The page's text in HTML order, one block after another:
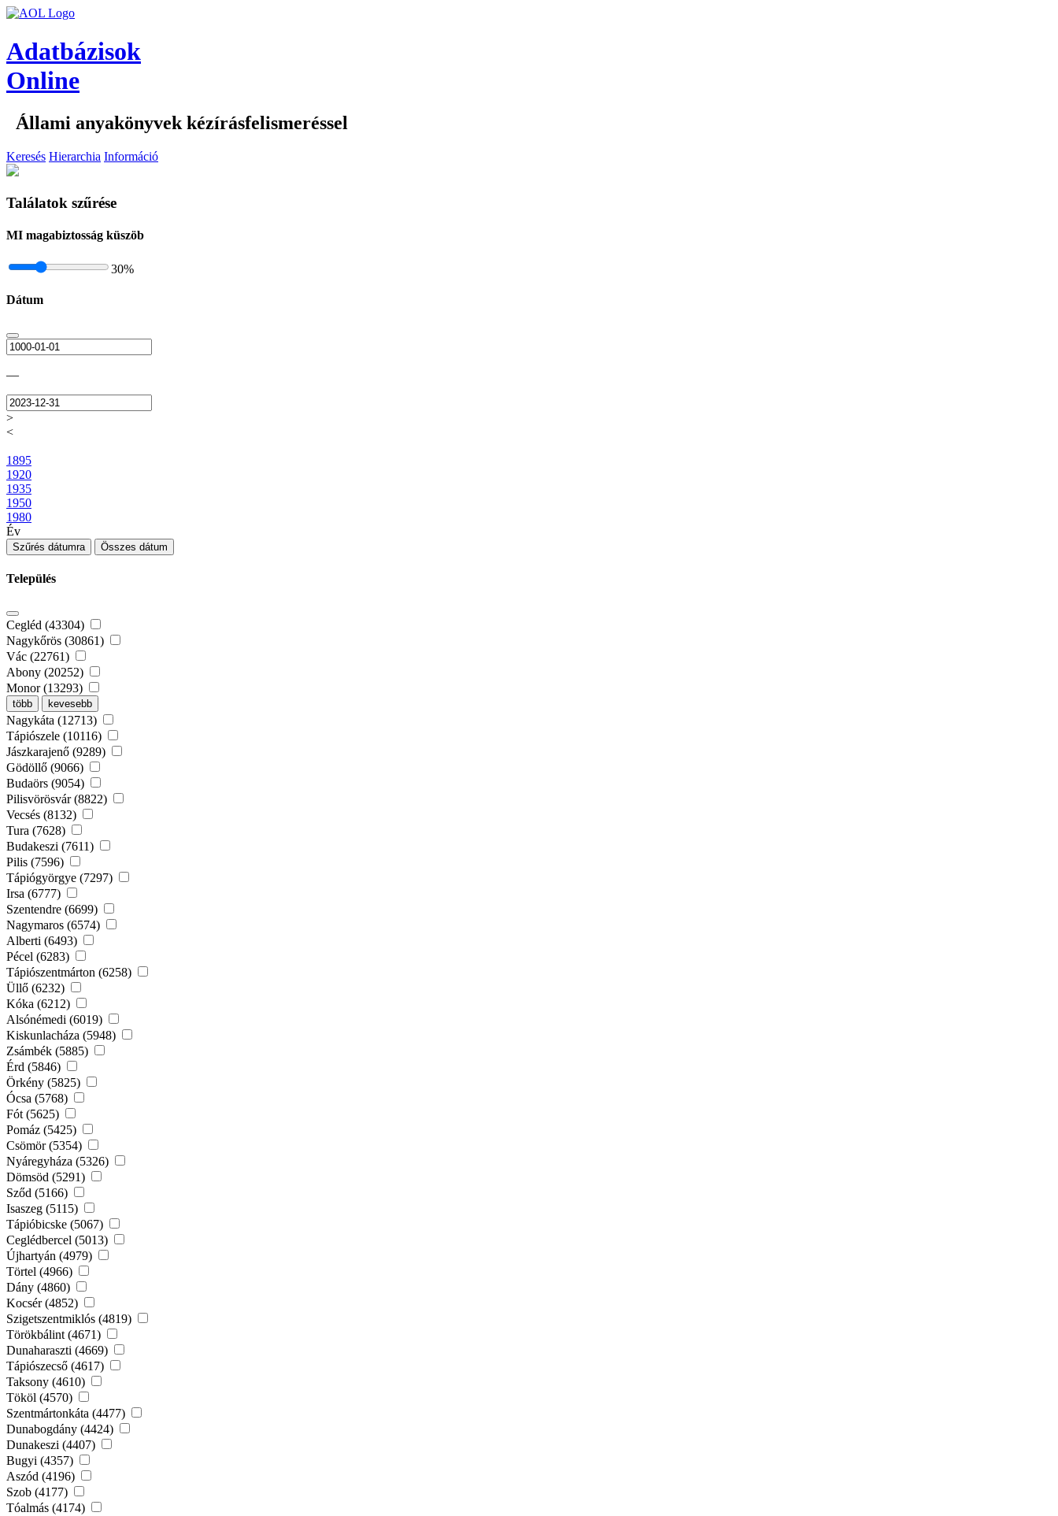
Adatbázisok
Online
Állami anyakönyvek kézírásfelismeréssel
Keresés Hierarchia Információ
Találatok szűrése
MI magabiztosság küszöb
30%
Dátum
—
>
<
1895
1920
1935
1950
1980
Év
Szűrés dátumra Összes dátum
Település
Cegléd (43304)
Nagykőrös (30861)
Vác (22761)
Abony (20252)
Monor (13293)
több kevesebb
Nagykáta (12713)
Tápiószele (10116)
Jászkarajenő (9289)
Gödöllő (9066)
Budaörs (9054)
Pilisvörösvár (8822)
Vecsés (8132)
Tura (7628)
Budakeszi (7611)
Pilis (7596)
Tápiógyörgye (7297)
Irsa (6777)
Szentendre (6699)
Nagymaros (6574)
Alberti (6493)
Pécel (6283)
Tápiószentmárton (6258)
Üllő (6232)
Kóka (6212)
Alsónémedi (6019)
Kiskunlacháza (5948)
Zsámbék (5885)
Érd (5846)
Örkény (5825)
Ócsa (5768)
Fót (5625)
Pomáz (5425)
Csömör (5354)
Nyáregyháza (5326)
Dömsöd (5291)
Sződ (5166)
Isaszeg (5115)
Tápióbicske (5067)
Ceglédbercel (5013)
Újhartyán (4979)
Törtel (4966)
Dány (4860)
Kocsér (4852)
Szigetszentmiklós (4819)
Törökbálint (4671)
Dunaharaszti (4669)
Tápiószecső (4617)
Taksony (4610)
Tököl (4570)
Szentmártonkáta (4477)
Dunabogdány (4424)
Dunakeszi (4407)
Bugyi (4357)
Aszód (4196)
Szob (4177)
Tóalmás (4174)